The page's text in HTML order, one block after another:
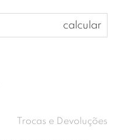
Trocas e Devoluções